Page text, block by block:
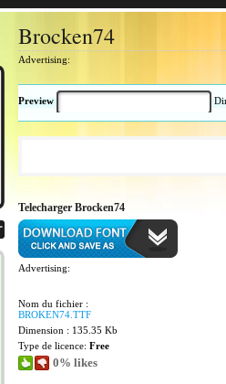
Brocken74
Advertising:
Preview
Telecharger Brocken74
Advertising:
Nom du fichier :
BROKEN74.TTF
Dimension : 135.35 Kb
Type de licence: Free
0% likes